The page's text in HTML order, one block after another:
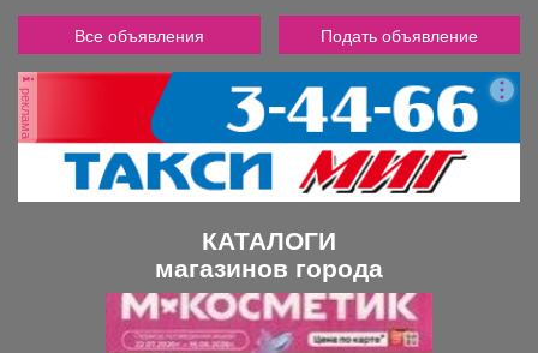
Все объявления Подать объявление
реклама
КАТАЛОГИ
магазинов города